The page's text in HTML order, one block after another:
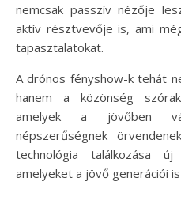
nemcsak passzív nézője
aktív résztvevője is, ami
tapasztalatokat.
A drónos fényshow-k tehát
hanem a közönség
amelyek a jövőben
népszerűségnek
technológia találkozása
amelyeket a jövő generációi